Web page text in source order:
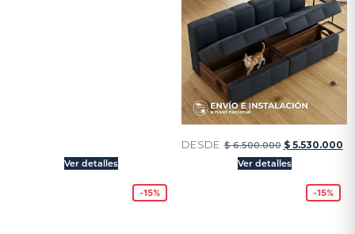
Ver detalles
DESDE $6.500.000 $5.530.000
Ver detalles
-15% -15%